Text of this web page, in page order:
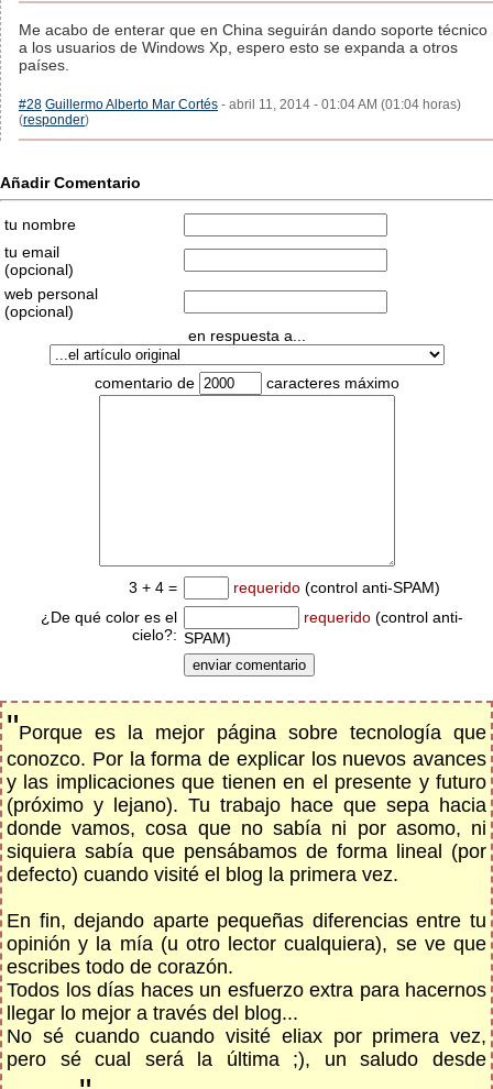
Me acabo de enterar que en China seguirán dando soporte técnico
a los usuarios de Windows Xp, espero esto se expanda a otros
países.
#28 Guillermo Alberto Mar Cortés - abril 11, 2014 - 01:04 AM (01:04 horas)
(responder)
Añadir Comentario
tu nombre
tu email
(opcional)
web personal
(opcional)
en respuesta a...
comentario de caracteres máximo
3 + 4 = requerido (control anti-SPAM)
¿De qué color es el
cielo?:
requerido (control anti-
SPAM)
"Porque es la mejor página sobre tecnología que
conozco. Por la forma de explicar los nuevos avances
y las implicaciones que tienen en el presente y futuro
(próximo y lejano). Tu trabajo hace que sepa hacia
donde vamos, cosa que no sabía ni por asomo, ni
siquiera sabía que pensábamos de forma lineal (por
defecto) cuando visité el blog la primera vez.
En fin, dejando aparte pequeñas diferencias entre tu
opinión y la mía (u otro lector cualquiera), se ve que
escribes todo de corazón.
Todos los días haces un esfuerzo extra para hacernos
llegar lo mejor a través del blog...
No sé cuando cuando visité eliax por primera vez,
pero sé cual será la última ;), un saludo desde